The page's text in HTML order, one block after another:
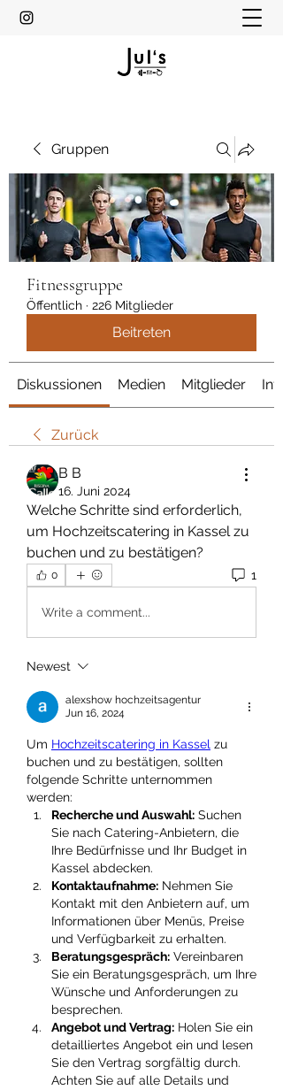
Gruppen
Fitnessgruppe
Öffentlich · 226 Mitglieder
Beitreten
Diskussionen Medien Mitglieder Info
Zurück
В В
16. Juni 2024
Welche Schritte sind erforderlich,
um Hochzeitscatering in Kassel zu
buchen und zu bestätigen?
0 1
Write a comment...
Newest
alexshow hochzeitsagentur
Jun 16, 2024
Um Hochzeitscatering in Kassel zu
buchen und zu bestätigen, sollten
folgende Schritte unternommen
werden:
Recherche und Auswahl: Suchen
Sie nach Catering-Anbietern, die
Ihre Bedürfnisse und Ihr Budget in
Kassel abdecken.
Kontaktaufnahme: Nehmen Sie
Kontakt mit den Anbietern auf, um
Informationen über Menüs, Preise
und Verfügbarkeit zu erhalten.
Beratungsgespräch: Vereinbaren
Sie ein Beratungsgespräch, um Ihre
Wünsche und Anforderungen zu
besprechen.
Angebot und Vertrag: Holen Sie ein
detailliertes Angebot ein und lesen
Sie den Vertrag sorgfältig durch.
Achten Sie auf alle Details und